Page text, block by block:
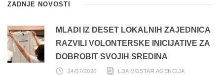
ZADNJE NOVOSTI
MLADI IZ DESET LOKALNIH ZAJEDNICA
RAZVILI VOLONTERSKE INICIJATIVE ZA
DOBROBIT SVOJIH SREDINA
24/07/2026 LDA MOSTAR AGENCIJA